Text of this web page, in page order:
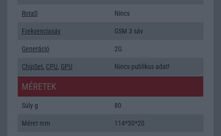
RotaS Nincs
Frekvenciasáv GSM 3 sáv
Generáció 2G
ChipSet, CPU, GPU Nincs publikus adat!
MÉRETEK
Súly g 80
Méret mm 114*30*20